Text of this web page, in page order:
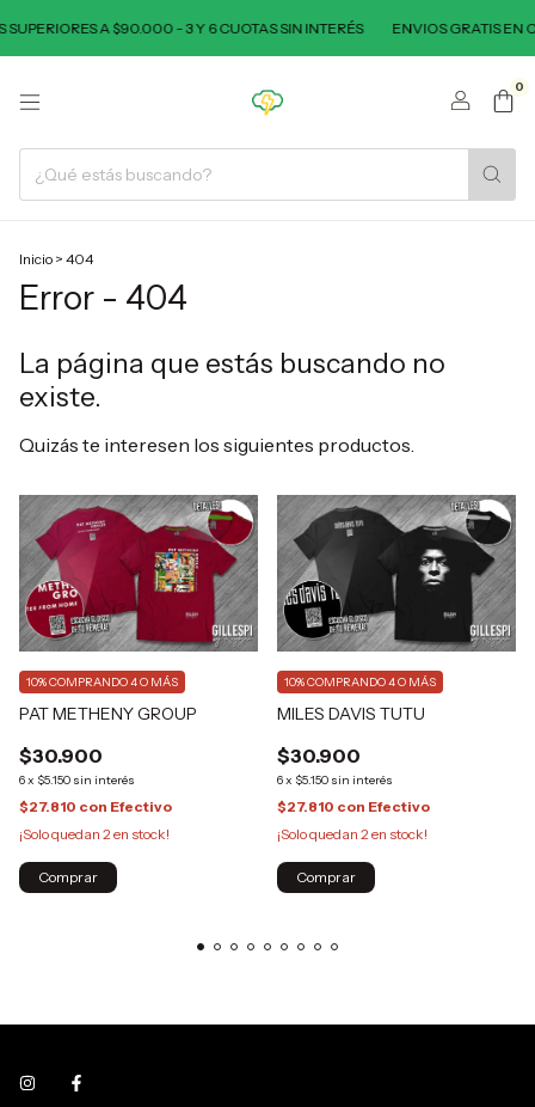
A $90.000 - 3 Y 6 CUOTAS SIN INTERÉS ENVIOS GRATIS EN
0
Inicio > 404
Error - 404
La página que estás buscando no
existe.
Quizás te interesen los siguientes productos.
PAT METHENY GROUP
$30.900
6x $5.150 sin interés
10%COMPRANDO 4 O MÁS
$27.810 con Efectivo
¡Solo quedan 2en stock!
Comprar
MILES DAVIS TUTU
$30.900
6x $5.150 sin interés
10%COMPRANDO 4 O MÁS
$27.810 con Efectivo
¡Solo quedan 2en stock!
Comprar